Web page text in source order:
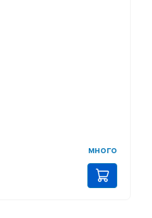
много